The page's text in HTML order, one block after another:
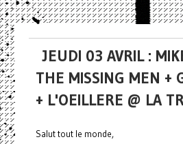
JEUDI 03 AVRIL :
THE MISSING MEN +
+ L'OEILLERE @ LA
Salut tout le monde,